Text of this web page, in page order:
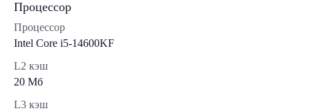
Процессор
Процессор
Intel Core i5-14600KF
L2 кэш
20 Мб
L3 кэш